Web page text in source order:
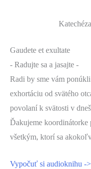
Gaudete et exultate
- Radujte sa a jasajte -
Radi by sme vám
exhortáciu od svätého
povolaní k svätosti v
Ďakujeme
všetkým, ktorí sa
Vypočuť si audioknihu ->